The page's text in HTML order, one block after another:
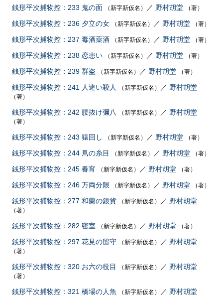
銭形平次捕物控：233 鬼の面 （新字新仮名） ／ 野村胡堂 （著）
銭形平次捕物控：236 夕立の女 （新字新仮名） ／ 野村胡堂 （著）
銭形平次捕物控：237 毒酒薬酒 （新字新仮名） ／ 野村胡堂 （著）
銭形平次捕物控：238 恋患い （新字新仮名） ／ 野村胡堂 （著）
銭形平次捕物控：239 群盗 （新字新仮名） ／ 野村胡堂 （著）
銭形平次捕物控：241 人違い殺人 （新字新仮名） ／ 野村胡堂
（著）
銭形平次捕物控：242 腰抜け彌八 （新字新仮名） ／ 野村胡堂
（著）
銭形平次捕物控：243 猿回し （新字新仮名） ／ 野村胡堂 （著）
銭形平次捕物控：244 凧の糸目 （新字新仮名） ／ 野村胡堂 （著）
銭形平次捕物控：245 春宵 （新字新仮名） ／ 野村胡堂 （著）
銭形平次捕物控：246 万両分限 （新字新仮名） ／ 野村胡堂 （著）
銭形平次捕物控：277 和蘭の銀貨 （新字新仮名） ／ 野村胡堂
（著）
銭形平次捕物控：282 密室 （新字新仮名） ／ 野村胡堂 （著）
銭形平次捕物控：297 花見の留守 （新字新仮名） ／ 野村胡堂
（著）
銭形平次捕物控：320 お六の役目 （新字新仮名） ／ 野村胡堂
（著）
銭形平次捕物控：321 橋場の人魚 （新字新仮名） ／ 野村胡堂